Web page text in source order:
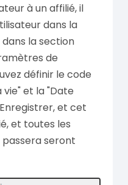
à un affilié, il
dans la
la section
de
définir le code
et la "Date
et cet
et toutes les
seront